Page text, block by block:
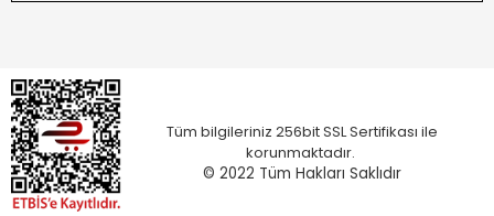
Tüm bilgileriniz 256bit SSL Sertifikası ile
korunmaktadır.
© 2022 Tüm Hakları Saklıdır